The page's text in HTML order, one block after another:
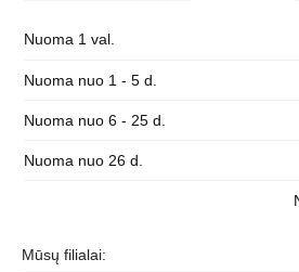
Nuoma 1 val.
Nuoma nuo 1 - 5 d.
Nuoma nuo 6 - 25 d.
Nuoma nuo 26 d.
Mūsų filialai: